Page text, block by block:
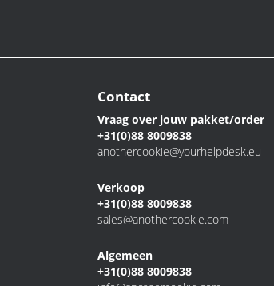
Contact
Vraag over jouw pakket/order
+31(0)88 8009838
anothercookie@yourhelpdesk.eu
Verkoop
+31(0)88 8009838
sales@anothercookie.com
Algemeen
+31(0)88 8009838